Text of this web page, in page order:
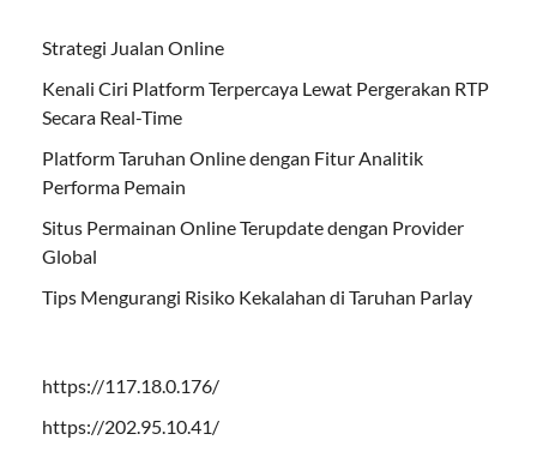
Strategi Jualan Online
Kenali Ciri Platform Terpercaya Lewat Pergerakan RTP
Secara Real-Time
Platform Taruhan Online dengan Fitur Analitik
Performa Pemain
Situs Permainan Online Terupdate dengan Provider
Global
Tips Mengurangi Risiko Kekalahan di Taruhan Parlay
https://117.18.0.176/
https://202.95.10.41/